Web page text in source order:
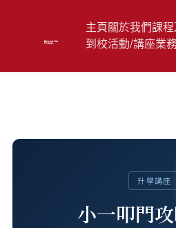
主頁關於我們課
到校活動/講座業
升學講座
小一叩門